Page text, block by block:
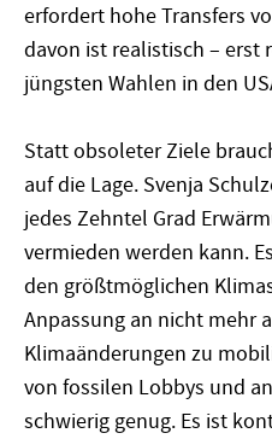
erfordert hohe Transfers
davon ist realistisch – erst
jüngsten Wahlen in den
Statt obsoleter Ziele
auf die Lage. Svenja
jedes Zehntel Grad
vermieden werden kann.
den größtmöglichen
Anpassung an nicht mehr
Klimaänderungen zu
von fossilen Lobbys und
schwierig genug. Es ist